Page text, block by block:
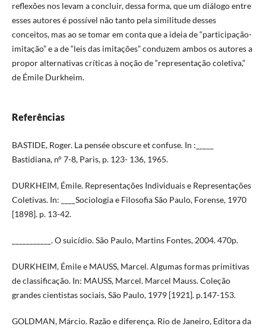
reflexões nos levam a concluir, dessa forma, que um diálogo entre
esses autores é possível não tanto pela similitude desses
conceitos, mas ao se tomar em conta que a ideia de “participação-
imitação” e a de “leis das imitações” conduzem ambos os autores a
propor alternativas críticas à noção de “representação coletiva,”
de Émile Durkheim.
Referências
BASTIDE, Roger. La pensée obscure et confuse. In :_____
Bastidiana, n° 7-8, Paris, p. 123- 136, 1965.
DURKHEIM, Émile. Representações Individuais e Representações
Coletivas. In: ____Sociologia e Filosofia São Paulo, Forense, 1970
[1898]. p. 13-42.
___________. O suicídio. São Paulo, Martins Fontes, 2004. 470p.
DURKHEIM, Émile e MAUSS, Marcel. Algumas formas primitivas
de classificação. In: MAUSS, Marcel. Marcel Mauss. Coleção
grandes cientistas sociais, São Paulo, 1979 [1921]. p.147-153.
GOLDMAN, Márcio. Razão e diferença. Rio de Janeiro, Editora da